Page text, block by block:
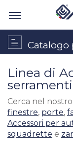
Catalogo
Linea di
serramenti
Cerca nel
finestre, porte,
Accessori per
squadrette e